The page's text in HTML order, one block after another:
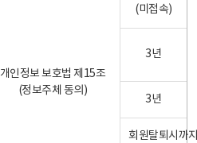
개인정보 보호법 제15조
(정보주체 동의)
(미접속)
3년
3년
회원탈퇴시까